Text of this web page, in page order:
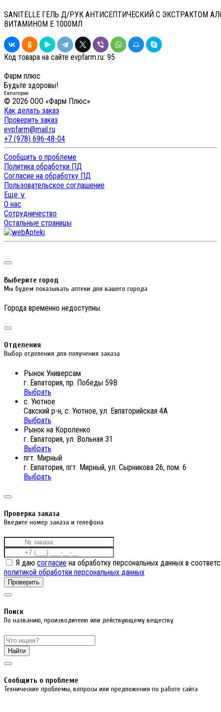
SANITELLE ГЕЛЬ Д/РУК АНТИСЕПТИЧЕСКИЙ С ЭКСТРАКТОМ
ВИТАМИНОМ Е 1000МЛ
Код товара на сайте evpfarm.ru: 95
Фарм плюс
Будьте здоровы!
Евпатория
© 2026 ООО «Фарм Плюс»
Как делать заказ
Проверить заказ
evpfarm@mail.ru
+7 (978) 696-48-04
Сообщить о проблеме
Политика обработки ПД
Согласие на обработку ПД
Пользовательское соглашение
Еще ∨
О нас
Сотрудничество
Остальные страницы
Выберите город
Мы будем показывать аптеки для вашего города
Города временно недоступны.
Отделения
Выбор отделения для получения заказа
Рынок Универсам
г. Евпатория, пр. Победы 59В
Выбрать
с. Уютное
Сакский р-н, с. Уютное, ул. Евпаторийская 4А
Выбрать
Рынок на Короленко
г. Евпатория, ул. Вольная 31
Выбрать
пгт. Мирный
г. Евпатория, пгт. Мирный, ул. Сырникова 26, пом. 6
Выбрать
Проверка заказа
Введите номер заказа и телефона
Я даю согласие на обработку персональных данных в
политикой обработки персональных данных
Проверить
Поиск
По названию, производителю или действующему веществу
Найти
Cообщить о проблеме
Технические проблемы, вопросы или предложения по работе сайта